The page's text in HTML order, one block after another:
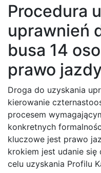
Procedura
uprawnień
busa 14
prawo
Droga do uzyskania
kierowanie
procesem
konkretnych
kluczowe jest prawo
krokiem jest udanie się
celu uzyskania Profilu